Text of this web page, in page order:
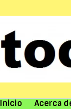
Inicio Acerca